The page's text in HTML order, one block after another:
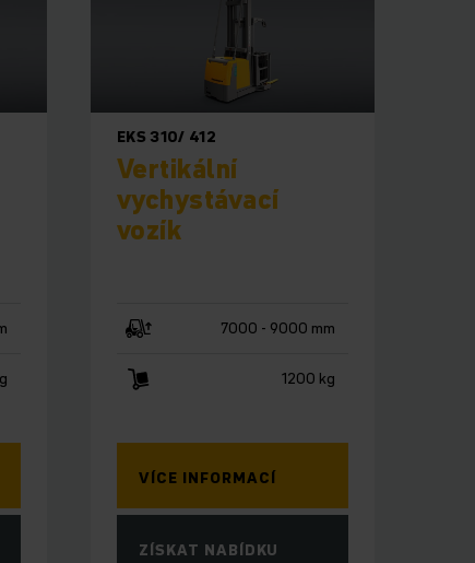
EKS 310/ 412
Vertikální
vychystávací
vozík
7000 - 9000 mm
1200 kg
VÍCE INFORMACÍ
ZÍSKAT NABÍDKU